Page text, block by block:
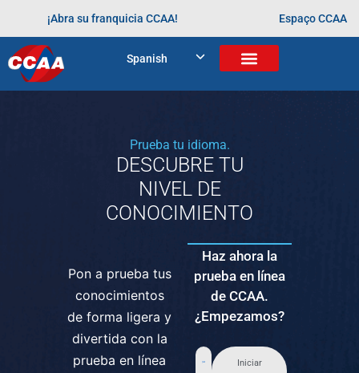
¡Abra su franquicia CCAA! Espaço CCAA
Spanish
“No começo eu achei que as aulas
difícieis, só que eu fui fazendo e percebi que elas eram
muito divertidas.”
Etiquetado
Prueba tu idioma.
DESCUBRE TU
NIVEL DE
CONOCIMIENTO
Pon a prueba tus
conocimientos
de forma ligera y
divertida con la
prueba en línea
Haz ahora la
prueba en línea
de CCAA.
¿Empezamos?
Iniciar